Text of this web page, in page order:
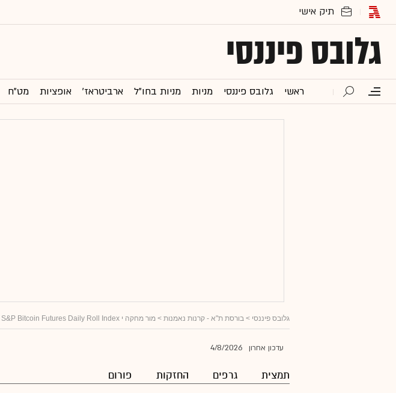
גלובס פיננסי
ראשי גלובס פיננסי מניות מניות בחו"ל ארביטראז' אופציות מט"ח
גלובס פיננסי > בורסת ת"א - קרנות נאמנות > מור מחקה י S&P Bitcoin Futures Daily Roll Index
עדכון אחרון 4/8/2026
תמצית גרפים החזקות פורום